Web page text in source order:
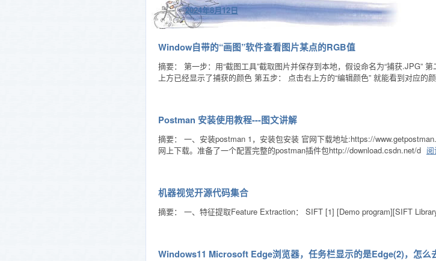
2024年8月12日
Window自带的“画图”软件查看图片某点的RGB值
摘要： 第一步：用“截图工具”截取图片并保存到本地，假设命名为“捕获.JPG”
上方已经显示了捕获的颜色 第五步： 点击右上方的“编辑颜色” 就能看到对应的
Postman 安装使用教程---图文讲解
摘要： 一、安装postman 1，安装包安装 官网下载地址:https://
网上下载。准备了一个配置完整的postman插件包http://download.csdn.net/d
机器视觉开源代码集合
摘要： 一、特征提取Feature Extraction： SIFT [1] [Demo program][SIFT
Windows11 Microsoft Edge浏览器，任务栏显示的是Edge(2)，怎么